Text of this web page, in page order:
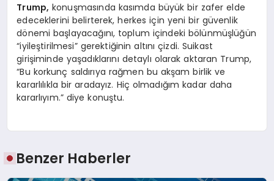
Trump, konuşmasında kasımda büyük bir zafer elde
edeceklerini belirterek, herkes için yeni bir güvenlik
dönemi başlayacağını, toplum içindeki bölünmüşlüğün
“iyileştirilmesi” gerektiğinin altını çizdi. Suikast
girişiminde yaşadıklarını detaylı olarak aktaran Trump,
“Bu korkunç saldırıya rağmen bu akşam birlik ve
kararlılıkla bir aradayız. Hiç olmadığım kadar daha
kararlıyım.” diye konuştu.
Benzer Haberler